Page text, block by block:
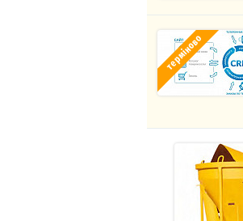
терміново